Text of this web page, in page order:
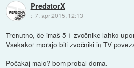
PredatorX
::7. apr 2015, 12:13
Trenutno, če imaš 5.1 zvočnike lahko
Vsekakor morajo biti zvočniki in TV
Počakaj malo? bom probal doma.